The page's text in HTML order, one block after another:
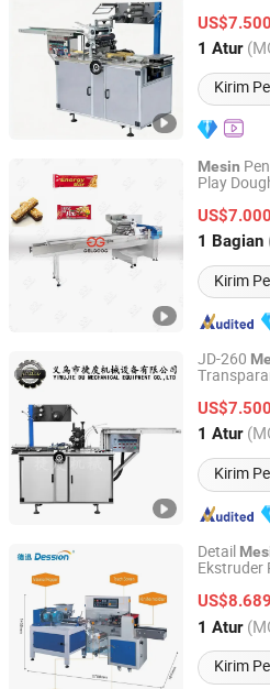
1 Atur
Kirim
Shandong, China
Mesin
Play
1 Bagian
Kirim
Gelgoog Intelligent Technology
Henan, China
JD-260
1 Atur
Kirim
Zhejiang Jiedu Intelligent
Zhejiang, China
Detail
Ekstruder
1 Atur
Kirim
Foshan Dession Packaging
Guangdong, China